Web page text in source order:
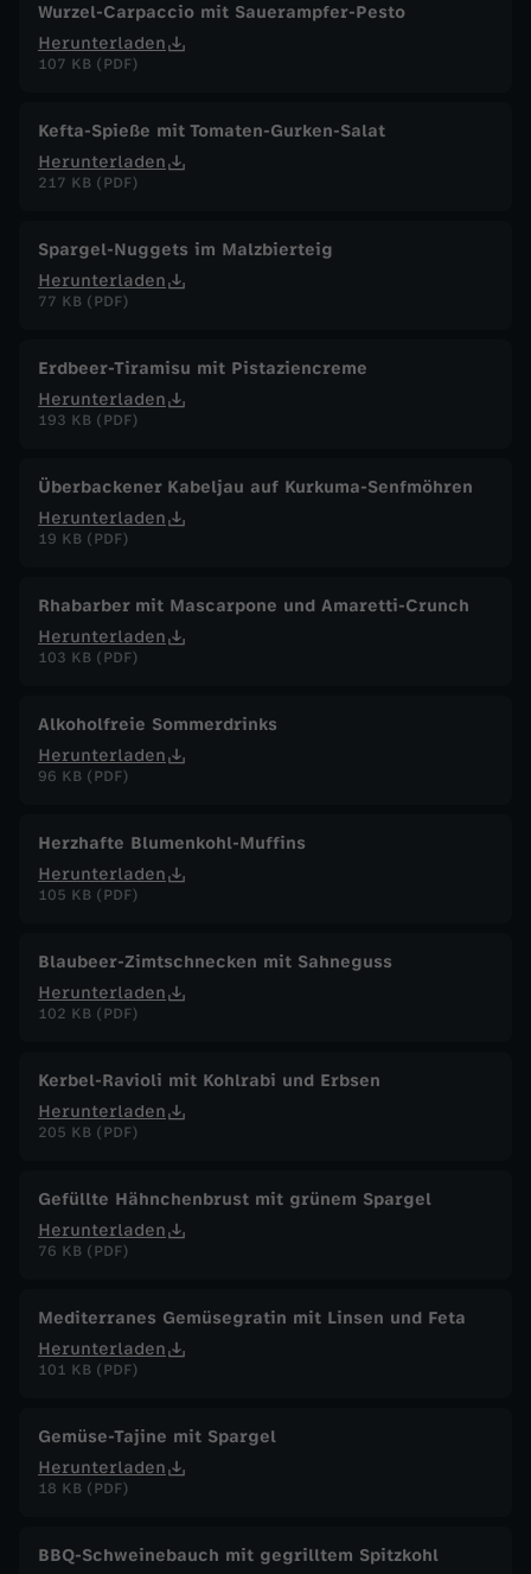
Wurzel-Carpaccio mit Sauerampfer-Pesto
Herunterladen
107 KB (PDF)
Kefta-Spieße mit Tomaten-Gurken-Salat
Herunterladen
217 KB (PDF)
Spargel-Nuggets im Malzbierteig
Herunterladen
77 KB (PDF)
Erdbeer-Tiramisu mit Pistaziencreme
Herunterladen
193 KB (PDF)
Überbackener Kabeljau auf Kurkuma-Senfmöhren
Herunterladen
19 KB (PDF)
Rhabarber mit Mascarpone und Amaretti-Crunch
Herunterladen
103 KB (PDF)
Alkoholfreie Sommerdrinks
Herunterladen
96 KB (PDF)
Herzhafte Blumenkohl-Muffins
Herunterladen
105 KB (PDF)
Blaubeer-Zimtschnecken mit Sahneguss
Herunterladen
102 KB (PDF)
Kerbel-Ravioli mit Kohlrabi und Erbsen
Herunterladen
205 KB (PDF)
Gefüllte Hähnchenbrust mit grünem Spargel
Herunterladen
76 KB (PDF)
Mediterranes Gemüsegratin mit Linsen und Feta
Herunterladen
101 KB (PDF)
Gemüse-Tajine mit Spargel
Herunterladen
18 KB (PDF)
BBQ-Schweinebauch mit gegrilltem Spitzkohl